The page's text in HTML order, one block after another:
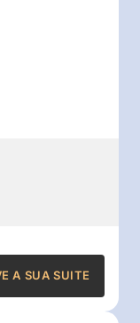
A SUA SUITE